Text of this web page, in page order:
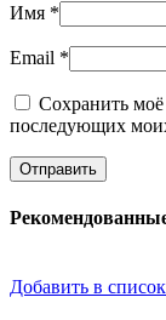
Имя *
Email *
Сохранить моё
последующих
Добавить в